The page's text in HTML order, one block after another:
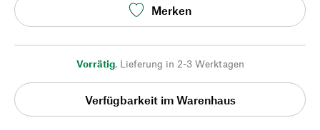
Merken
Vorrätig, Lieferung in 2-3 Werktagen
Verfügbarkeit im Warenhaus